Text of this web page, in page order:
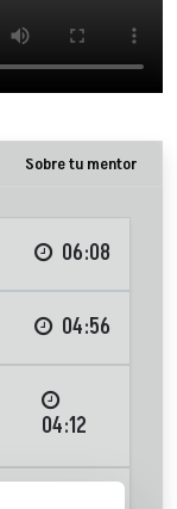
Sobre tu mentor
06:08
04:56
04:12